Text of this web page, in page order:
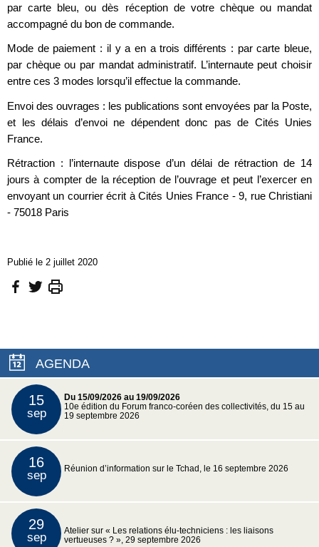
par carte bleu, ou dès réception de votre chèque ou mandat
accompagné du bon de commande.
Mode de paiement : il y a en a trois différents : par carte bleue,
par chèque ou par mandat administratif. L’internaute peut choisir
entre ces 3 modes lorsqu’il effectue la commande.
Envoi des ouvrages : les publications sont envoyées par la Poste,
et les délais d’envoi ne dépendent donc pas de Cités Unies
France.
Rétraction : l’internaute dispose d’un délai de rétraction de 14
jours à compter de la réception de l’ouvrage et peut l’exercer en
envoyant un courrier écrit à Cités Unies France - 9, rue Christiani
- 75018 Paris
Publié le 2 juillet 2020
AGENDA
15
sep
Du 15/09/2026 au 19/09/2026
10e édition du Forum franco-coréen des collectivités, du 15 au
19 septembre 2026
16
sep Réunion d’information sur le Tchad, le 16 septembre 2026
29
sep
Atelier sur « Les relations élu-techniciens : les liaisons
vertueuses ? », 29 septembre 2026